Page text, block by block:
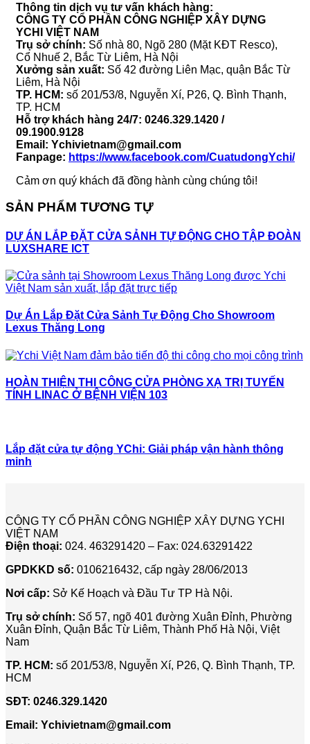
Thông tin dịch vụ tư vấn khách hàng:
CÔNG TY CỔ PHẦN CÔNG NGHIỆP XÂY DỰNG
YCHI VIỆT NAM
Trụ sở chính: Số nhà 80, Ngõ 280 (Mặt KĐT Resco),
Cổ Nhuế 2, Bắc Từ Liêm, Hà Nội
Xưởng sản xuất: Số 42 đường Liên Mạc, quận Bắc Từ
Liêm, Hà Nội
TP. HCM: số 201/53/8, Nguyễn Xí, P26, Q. Bình Thạnh,
TP. HCM
Hỗ trợ khách hàng 24/7: 0246.329.1420 /
09.1900.9128
Email: Ychivietnam@gmail.com
Fanpage: https://www.facebook.com/CuatudongYchi/
Cảm ơn quý khách đã đồng hành cùng chúng tôi!
SẢN PHẨM TƯƠNG TỰ
DỰ ÁN LẮP ĐẶT CỬA SẢNH TỰ ĐỘNG CHO TẬP ĐOÀN
LUXSHARE ICT
Dự Án Lắp Đặt Cửa Sảnh Tự Động Cho Showroom
Lexus Thăng Long
HOÀN THIỆN THI CÔNG CỬA PHÒNG XẠ TRỊ TUYẾN
TÍNH LINAC Ở BỆNH VIỆN 103
Lắp đặt cửa tự động YChi: Giải pháp vận hành thông
minh
CÔNG TY CỔ PHẦN CÔNG NGHIỆP XÂY DỰNG YCHI
VIỆT NAM
Điện thoại: 024. 463291420 – Fax: 024.63291422
GPDKKD số: 0106216432, cấp ngày 28/06/2013
Nơi cấp: Sở Kế Hoạch và Đầu Tư TP Hà Nội.
Trụ sở chính: Số 57, ngõ 401 đường Xuân Đỉnh, Phường
Xuân Đỉnh, Quận Bắc Từ Liêm, Thành Phố Hà Nội, Việt
Nam
TP. HCM: số 201/53/8, Nguyễn Xí, P26, Q. Bình Thạnh, TP.
HCM
SĐT: 0246.329.1420
Email: Ychivietnam@gmail.com